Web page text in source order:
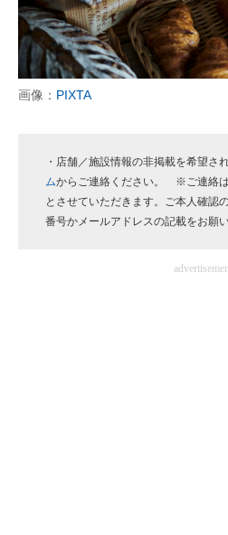
企業ITのトレンドを詳説
経営リーダーのコミュニティ
企業向けIT製品の総合サイト
IT製品の技術・比較・事例
画像： PIXTA
・店舗／施設情報の非掲載を希望さ
ムからご連絡ください。 ※ご連絡
とさせていただきます。ご本人確認
番号かメールアドレスの記載をお願